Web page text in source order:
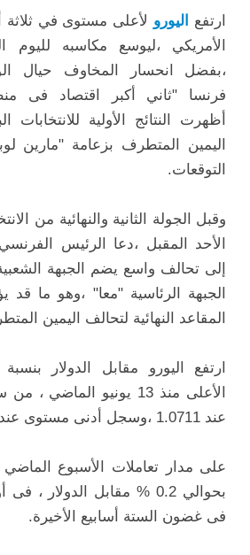
ارتفع اليورو لأعلى مستوى في ثلاثة
الأمريكي ،ليوسع مكاسبه لليوم
،بفضل انحسار المخاوف ‏حيال
فرنسا "ثاني أكبر اقتصاد فى
أظهرت ‏النتائج الأولية للانتخابات
اليمين المتطرف بزعامة "مارين
التوقعات.‏
وقبل الجولة الثانية والنهائية من
الأحد المقبل ،دعا الرئيس
إلى تحالف واسع يضم الجبهة
‏الجبهة الرئاسية "معا" ،وهو ما
المقاعد النهائية لتحالف اليمين
‏الأعلى منذ 13 يونيو
عند 1.0711 ،وسجل ‏أدنى مستوى عند 1.0711.‏
على مدار تعاملات الأسبوع الماضي
بحوالي 0.2 % مقابل
فى غضون الستة أسابيع الأخيرة.‏